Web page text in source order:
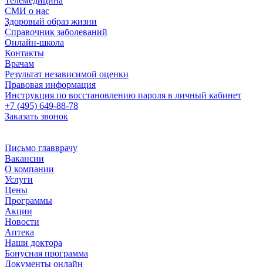
СМИ о нас
Здоровый образ жизни
Справочник заболеваний
Онлайн-школа
Контакты
Врачам
Результат независимой оценки
Правовая информация
Инструкция по восстановлению пароля в личный кабинет
+7 (495) 649-88-78
Заказать звонок
Письмо главврачу
Вакансии
О компании
Услуги
Цены
Программы
Акции
Новости
Аптека
Наши доктора
Бонусная программа
Документы онлайн